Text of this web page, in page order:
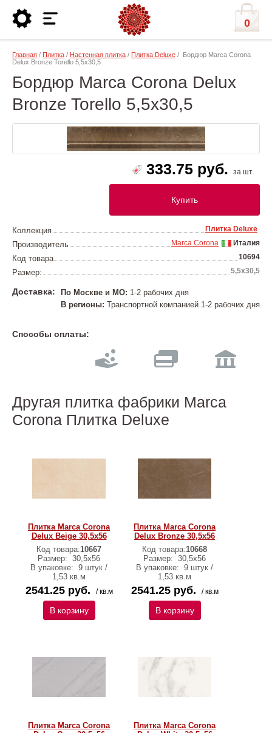
0
Главная / Плитка / Настенная плитка / Плитка Deluxe / Бордюр Marca Corona
Delux Bronze Torello 5,5х30,5
Бордюр Marca Corona Delux
Bronze Torello 5,5х30,5
333.75 руб. за шт.
Купить
Коллекция Плитка Deluxe
Производитель Италия
Marca Corona
Код товара 10694
Размер: 5,5х30,5
Доставка: По Москве и МО: 1-2 рабочих дня
В регионы: Транспортной компанией 1-2 рабочих дня
Способы оплаты:
Другая плитка фабрики Marca
Corona Плитка Deluxe
Плитка Marca Corona
Delux Beige 30,5х56
Код товара:10667
Размер: 30,5х56
В упаковке: 9 штук /
1,53 кв.м
2541.25 руб. / кв.м
В корзину
Плитка Marca Corona
Delux Bronze 30,5х56
Код товара:10668
Размер: 30,5х56
В упаковке: 9 штук /
1,53 кв.м
2541.25 руб. / кв.м
В корзину
Плитка Marca Corona
Плитка Marca Corona